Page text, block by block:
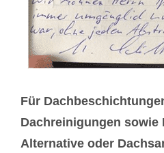
Für
Dachreinigungen sowie
Alternative oder